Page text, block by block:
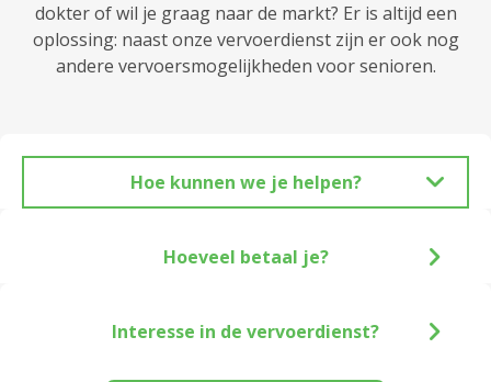
dokter of wil je graag naar de markt? Er is altijd een
oplossing: naast onze vervoerdienst zijn er ook nog
andere vervoersmogelijkheden voor senioren.
Hoe kunnen we je helpen?
Hoeveel betaal je?
Interesse in de vervoerdienst?